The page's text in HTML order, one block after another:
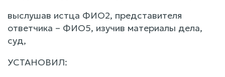
выслушав истца ФИО2, представителя
ответчика – ФИО5, изучив материалы дела,
суд,
УСТАНОВИЛ: